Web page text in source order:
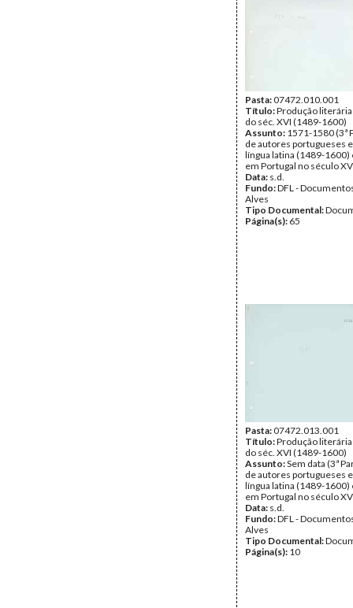
Pasta:07472.010.001
Título:Produção
do séc. XVI (1489-1600)
Assunto: 1571-1580 (3ª
de autores portugueses
língua latina (1489-1600)
em Portugal no século
Data: s.d.
Fundo:DFL -
Alves
Tipo Documental:
Página(s): 65
Pasta:07472.013.001
Título:Produção
do séc. XVI (1489-1600)
Assunto:Sem data (3ª
de autores portugueses
língua latina (1489-1600)
em Portugal no século
Data: s.d.
Fundo:DFL -
Alves
Tipo Documental:
Página(s): 10